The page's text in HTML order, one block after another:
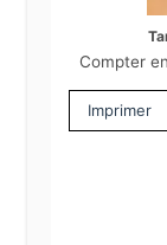
Compter
Imprimer